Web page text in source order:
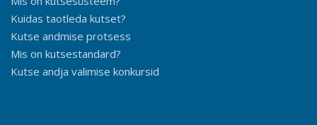
Kuidas taotleda kutset?
Kutse andmise protsess
Mis on kutsestandard?
Kutse andja valimise konkursid